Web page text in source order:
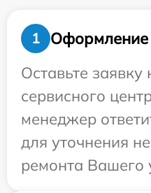
1
Оформление
Оставьте заявку
сервисного
менеджер
для уточнения
ремонта Вашего